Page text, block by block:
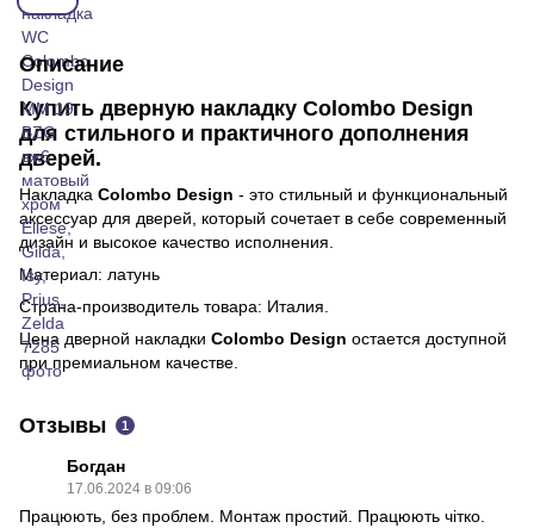
Описание
Купить дверную накладку Colombo Design
для стильного и практичного дополнения
дверей.
Накладка Colombo Design - это стильный и функциональный
аксессуар для дверей, который сочетает в себе современный
дизайн и высокое качество исполнения.
Материал: латунь
Страна-производитель товара: Италия.
Цена дверной накладки Colombo Design остается доступной
при премиальном качестве.
Отзывы 1
Богдан
17.06.2024 в 09:06
Працюють, без проблем. Монтаж простий. Працюють чітко.